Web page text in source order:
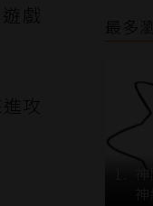
戲
攻
最多